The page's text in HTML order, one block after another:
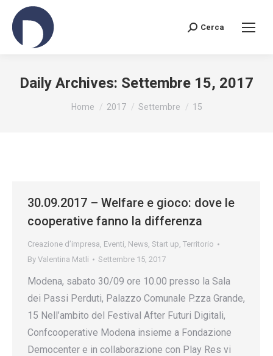
Search:
Cerca
Daily Archives: Settembre 15, 2017
You are here:
Home 2017 Settembre 15
30.09.2017 – Welfare e gioco: dove le
cooperative fanno la differenza
Creazione d’impresa, Eventi, News, Start up, Territorio
By Valentina Matli Settembre 15, 2017
Modena, sabato 30/09 ore 10.00 presso la Sala
dei Passi Perduti, Palazzo Comunale P.zza Grande,
15 Nell’ambito del Festival After Futuri Digitali,
Confcooperative Modena insieme a Fondazione
Democenter e in collaborazione con Play Res vi